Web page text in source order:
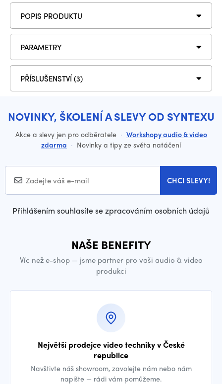
POPIS PRODUKTU
PARAMETRY
PŘÍSLUŠENSTVÍ (3)
NOVINKY, ŠKOLENÍ A SLEVY OD SYNTEXU
Akce a slevy jen pro odběratele · Workshopy audio & video
zdarma · Novinky a tipy ze světa natáčení
CHCI SLEVY!
Přihlášením souhlasíte se zpracováním osobních údajů
NAŠE BENEFITY
Víc než e-shop — jsme partner pro vaši audio & video
produkci
Největší prodejce video techniky v České
republice
Navštivte náš showroom, zavolejte nám nebo nám
napište — rádi vám pomůžeme.